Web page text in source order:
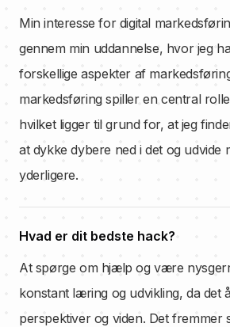
Min interesse for digital
gennem min uddannelse, hvor jeg
forskellige aspekter af
markedsføring spiller en central
hvilket ligger til grund for, at jeg
at dykke dybere ned i det og udvide
yderligere.
Hvad er dit bedste hack?
At spørge om hjælp og være
konstant læring og udvikling, da det
perspektiver og viden. Det fremmer